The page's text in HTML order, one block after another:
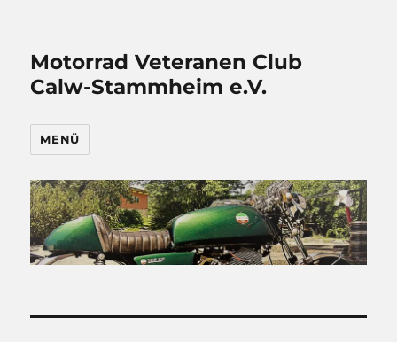
Motorrad Veteranen Club
Calw-Stammheim e.V.
MENÜ